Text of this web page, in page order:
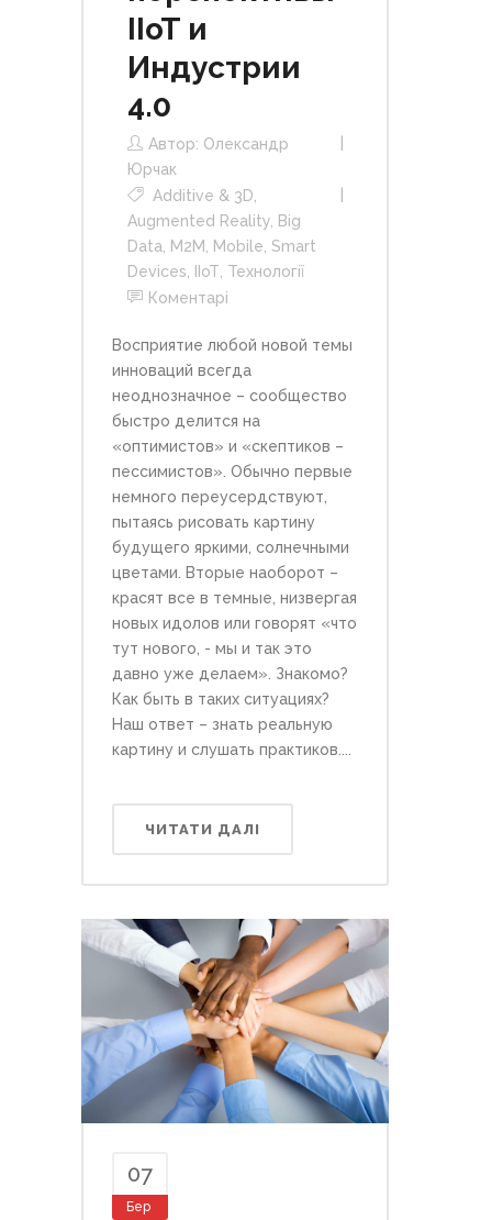
IIoT и
Индустрии
4.0
Автор: Олександр
Юрчак
Additive & 3D
Augmented Reality Big
Data M2M Mobile Smart
Devices ІІоТ Технології
Коментарі
Восприятие любой новой темы
инноваций всегда
неоднозначное – сообщество
быстро делится на
«оптимистов» и «скептиков –
пессимистов». Обычно первые
немного переусердствуют,
пытаясь рисовать картину
будущего яркими, солнечными
цветами. Вторые наоборот –
красят все в темные, низвергая
новых идолов или говорят «что
тут нового, - мы и так это
давно уже делаем». Знакомо?
Как быть в таких ситуациях?
Наш ответ – знать реальную
картину и слушать практиков....
ЧИТАТИ ДАЛІ
07
Бер